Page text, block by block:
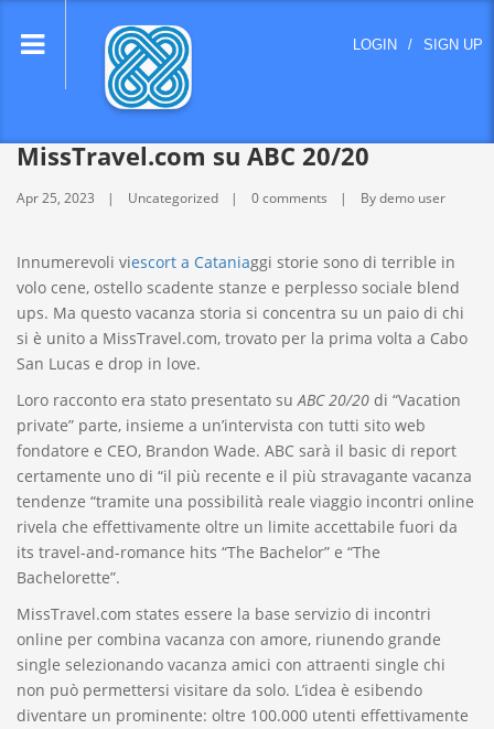
LOGIN / SIGN UP
MissTravel.com su ABC 20/20
Apr 25, 2023 Uncategorized 0 comments By demo user
Innumerevoli viescort a Cataniaggi storie sono di terrible in
volo cene, ostello scadente stanze e perplesso sociale blend
ups. Ma questo vacanza storia si concentra su un paio di chi
si è unito a MissTravel.com, trovato per la prima volta a Cabo
San Lucas e drop in love.
Loro racconto era stato presentato suABC20/20 di “Vacation
private” parte, insieme a un’intervista con tutti sito web
fondatore e CEO, Brandon Wade. ABC sarà il basic di report
certamente uno di “il più recente e il più stravagante vacanza
tendenze “tramite una possibilità reale viaggio incontri online
rivela che effettivamente oltre un limite accettabile fuori da
its travel-and-romance hits “The Bachelor” e “The
Bachelorette”.
MissTravel.com states essere la base servizio di incontri
online per combina vacanza con amore, riunendo grande
single selezionando vacanza amici con attraenti single chi
non può permettersi visitare da solo. L’idea è esibendo
diventare un prominente: oltre 100.000 utenti effettivamente